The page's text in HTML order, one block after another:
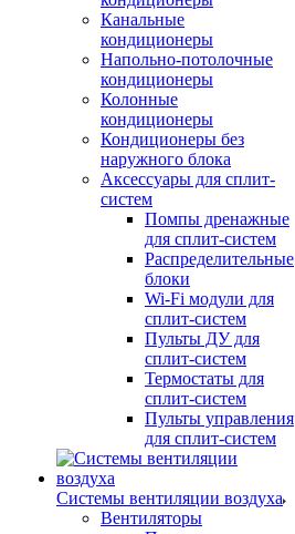
Канальные
кондиционеры
Напольно-потолочные
кондиционеры
Колонные
кондиционеры
Кондиционеры без
наружного блока
Аксессуары для сплит-
систем
Помпы дренажные
для сплит-систем
Распределительные
блоки
Wi-Fi модули для
сплит-систем
Пульты ДУ для
сплит-систем
Термостаты для
сплит-систем
Пульты управления
для сплит-систем
Системы вентиляции воздуха
Вентиляторы